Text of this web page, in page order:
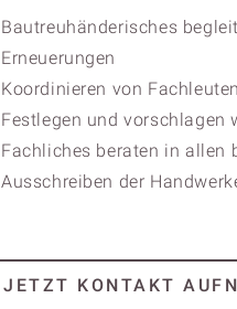
Bautreuhänderisches
Erneuerungen
Koordinieren von
Festlegen und
Fachliches beraten in allen
Ausschreiben der
JETZT KONTAKT